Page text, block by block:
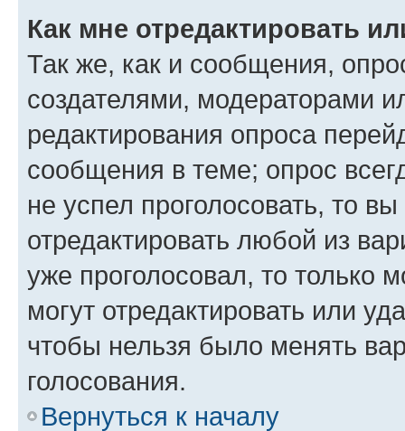
Как мне отредактировать
Так же, как и сообщения,
создателями, модераторами
редактирования опроса
сообщения в теме; опрос
не успел проголосовать, то
отредактировать любой из
уже проголосовал, то только
могут отредактировать или
чтобы нельзя было менять
голосования.
Вернуться к началу